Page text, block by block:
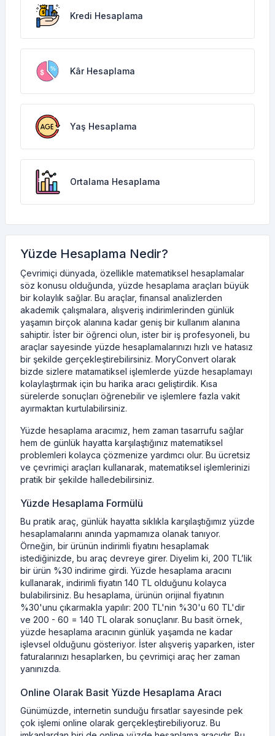
Kredi Hesaplama
Kâr Hesaplama
Yaş Hesaplama
Ortalama Hesaplama
Yüzde Hesaplama Nedir?
Çevrimiçi dünyada, özellikle matematiksel hesaplamalar
söz konusu olduğunda, yüzde hesaplama araçları büyük
bir kolaylık sağlar. Bu araçlar, finansal analizlerden
akademik çalışmalara, alışveriş indirimlerinden günlük
yaşamın birçok alanına kadar geniş bir kullanım alanına
sahiptir. İster bir öğrenci olun, ister bir iş profesyoneli, bu
araçlar sayesinde yüzde hesaplamalarınızı hızlı ve hatasız
bir şekilde gerçekleştirebilirsiniz. MoryConvert olarak
bizde sizlere matamatiksel işlemlerde yüzde hesaplamayı
kolaylaştırmak için bu harika aracı geliştirdik. Kısa
sürelerde sonuçları öğrenebilir ve işlemlere fazla vakit
ayırmaktan kurtulabilirsiniz.
Yüzde hesaplama aracımız, hem zaman tasarrufu sağlar
hem de günlük hayatta karşılaştığınız matematiksel
problemleri kolayca çözmenize yardımcı olur. Bu ücretsiz
ve çevrimiçi araçları kullanarak, matematiksel işlemlerinizi
pratik bir şekilde halledebilirsiniz.
Yüzde Hesaplama Formülü
Bu pratik araç, günlük hayatta sıklıkla karşılaştığımız yüzde
hesaplamalarını anında yapmamıza olanak tanıyor.
Örneğin, bir ürünün indirimli fiyatını hesaplamak
istediğinizde, bu araç devreye girer. Diyelim ki, 200 TL’lik
bir ürün %30 indirime girdi. Yüzde hesaplama aracını
kullanarak, indirimli fiyatın 140 TL olduğunu kolayca
bulabilirsiniz. Bu hesaplama, ürünün orijinal fiyatının
%30'unu çıkarmakla yapılır: 200 TL'nin %30'u 60 TL'dir
ve 200 - 60 = 140 TL olarak sonuçlanır. Bu basit örnek,
yüzde hesaplama aracının günlük yaşamda ne kadar
işlevsel olduğunu gösteriyor. İster alışveriş yaparken, ister
faturalarınızı hesaplarken, bu çevrimiçi araç her zaman
yanınızda.
Online Olarak Basit Yüzde Hesaplama Aracı
Günümüzde, internetin sunduğu fırsatlar sayesinde pek
çok işlemi online olarak gerçekleştirebiliyoruz. Bu